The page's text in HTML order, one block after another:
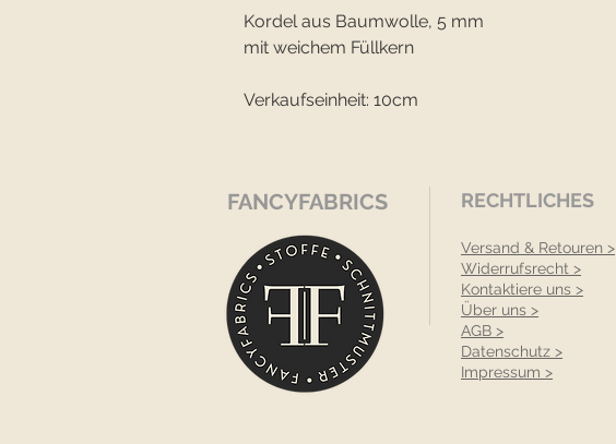
Kordel aus Baumwolle, 5 mm
mit weichem Füllkern
Verkaufseinheit: 10cm
FANCYFABRICS RECHTLICHES
Versand & Retouren >
Widerrufsrecht >
Kontaktiere uns >
Über uns >
AGB >
Datenschutz >
Impressum >